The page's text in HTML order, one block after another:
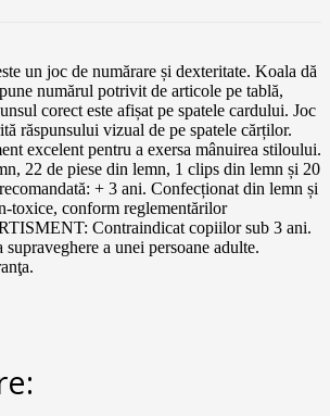
un joc de numărare și dexteritate. Koala dă
numărul potrivit de articole pe tablă,
corect este afișat pe spatele cardului. Joc
răspunsului vizual de pe spatele cărților.
excelent pentru a exersa mânuirea stiloului.
22 de piese din lemn, 1 clips din lemn și 20
+ 3 ani. Confecționat din lemn și
toxice, conform reglementărilor
Contraindicat copiilor sub 3 ani.
a unei persoane adulte.